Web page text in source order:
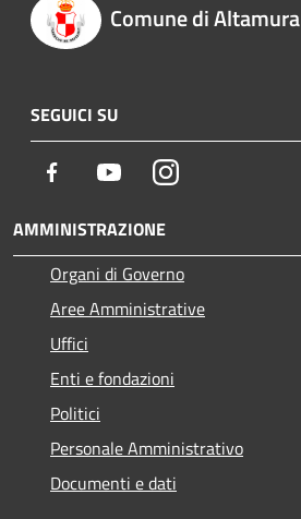
Comune di Altamura
SEGUICI SU
Facebook YoutubeInstagram
AMMINISTRAZIONE
Organi di Governo
Aree Amministrative
Uffici
Enti e fondazioni
Politici
Personale Amministrativo
Documenti e dati